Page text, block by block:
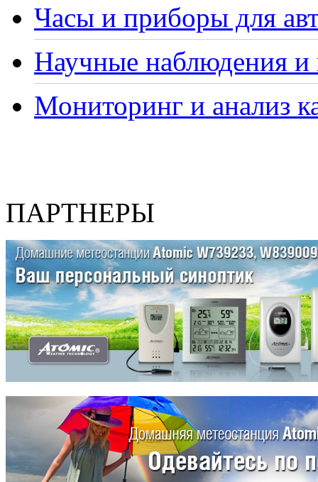
Часы и приборы для
Научные наблюдения и
Мониторинг и анализ
ПАРТНЕРЫ